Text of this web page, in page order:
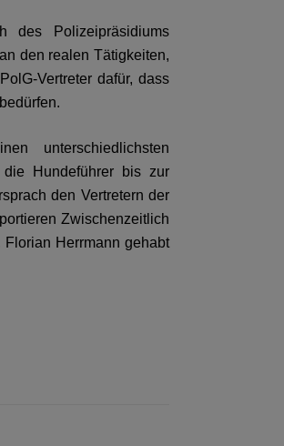
des Polizeipräsidiums
den realen Tätigkeiten,
Vertreter dafür, dass
unterschiedlichsten
die Hundeführer bis zur
den Vertretern der
Zwischenzeitlich
Florian Herrmann gehabt